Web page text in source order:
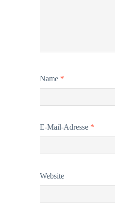
Name *
E-Mail-Adresse *
Website